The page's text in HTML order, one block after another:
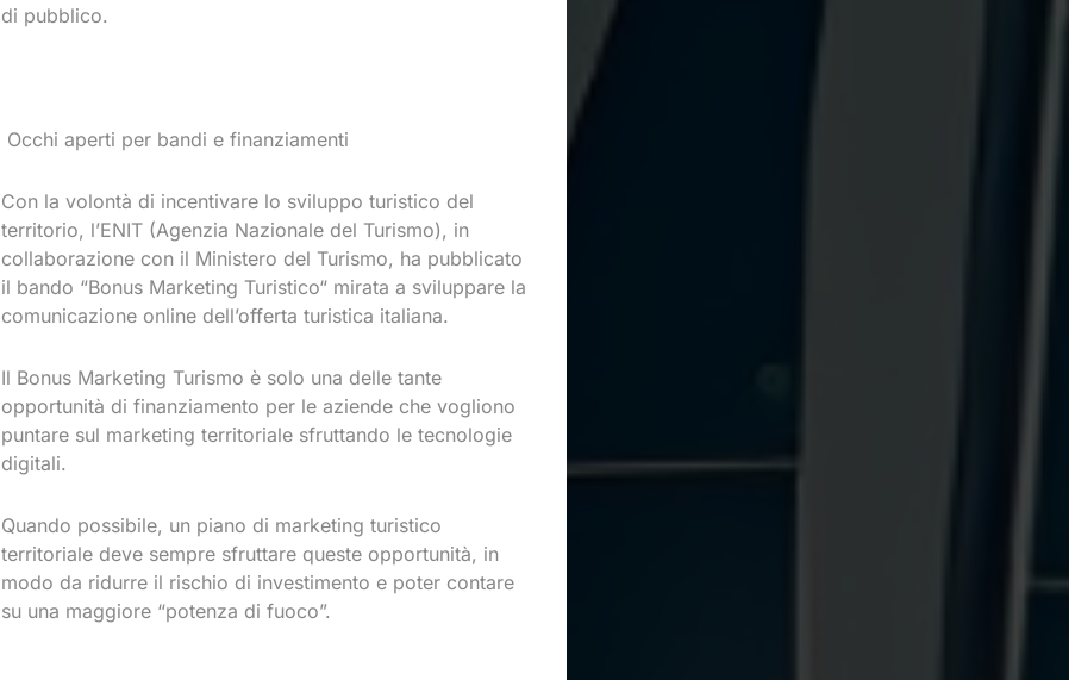
di pubblico.
Occhi aperti per bandi e finanziamenti
Con la volontà di incentivare lo sviluppo turistico del
territorio, l’ENIT (Agenzia Nazionale del Turismo), in
collaborazione con il Ministero del Turismo, ha pubblicato
il bando “Bonus Marketing Turistico“ mirata a sviluppare la
comunicazione online dell’offerta turistica italiana.
Il Bonus Marketing Turismo è solo una delle tante
opportunità di finanziamento per le aziende che vogliono
puntare sul marketing territoriale sfruttando le tecnologie
digitali.
Quando possibile, un piano di marketing turistico
territoriale deve sempre sfruttare queste opportunità, in
modo da ridurre il rischio di investimento e poter contare
su una maggiore “potenza di fuoco”.